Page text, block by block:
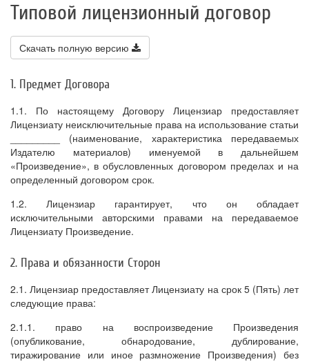
Типовой лицензионный договор
Скачать полную версию
1. Предмет Договора
1.1. По настоящему Договору Лицензиар предоставляет
Лицензиату неисключительные права на использование статьи
_________ (наименование, характеристика передаваемых
Издателю материалов) именуемой в дальнейшем
«Произведение», в обусловленных договором пределах и на
определенный договором срок.
1.2. Лицензиар гарантирует, что он обладает
исключительными авторскими правами на передаваемое
Лицензиату Произведение.
2. Права и обязанности Сторон
2.1. Лицензиар предоставляет Лицензиату на срок 5 (Пять) лет
следующие права:
2.1.1. право на воспроизведение Произведения
(опубликование, обнародование, дублирование,
тиражирование или иное размножение Произведения) без